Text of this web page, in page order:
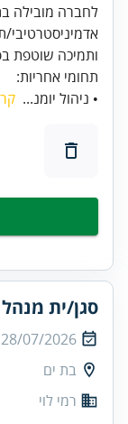
לחברה מובילה
אדמיניסטרטיבי/
ותמיכה שוטפת
תחומי אחריות:
• ניהול יומנ...
סגן/ית מנהל
28/07/2026
בת ים
רמי לוי